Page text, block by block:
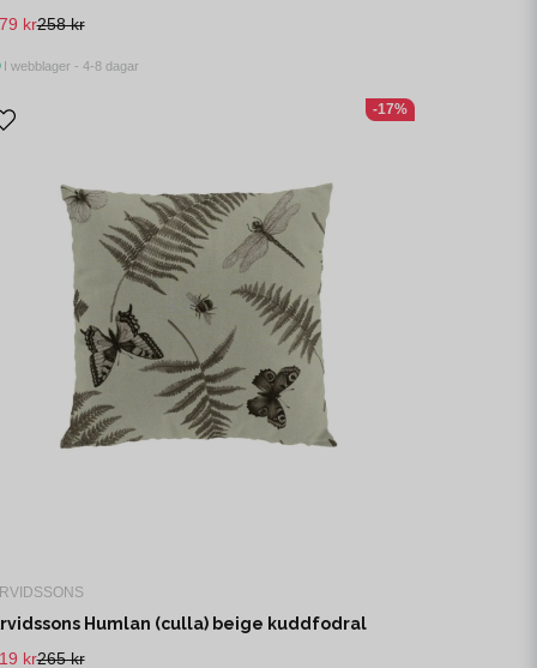
258 kr
kr
I webblager - 4-8 dagar
Humlan (culla) beige kuddfodral
265 kr
kr
-17%